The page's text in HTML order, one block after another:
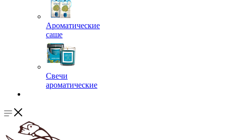
Ароматические
саше
Свечи
ароматические